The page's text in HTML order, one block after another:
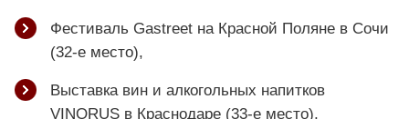
Фестиваль Gastreet на Красной Поляне в Сочи
(32-е место),
Выставка вин и алкогольных напитков
VINORUS в Краснодаре (33-е место),